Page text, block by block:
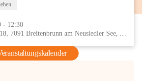
- 12:30
Eisenstädter Straße 18, 7091 Breitenbrunn am Neusiedler See, AUT